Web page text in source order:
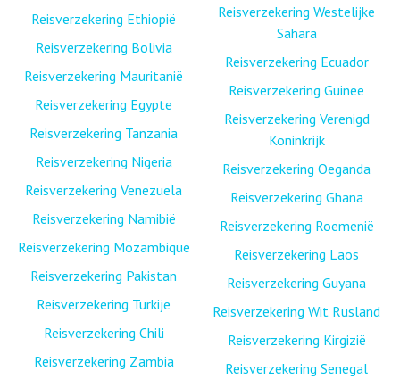
Reisverzekering Ethiopië
Reisverzekering Bolivia
Reisverzekering Mauritanië
Reisverzekering Egypte
Reisverzekering Tanzania
Reisverzekering Nigeria
Reisverzekering Venezuela
Reisverzekering Namibië
Reisverzekering Mozambique
Reisverzekering Pakistan
Reisverzekering Turkije
Reisverzekering Chili
Reisverzekering Zambia
Reisverzekering Westelijke
Sahara
Reisverzekering Ecuador
Reisverzekering Guinee
Reisverzekering Verenigd
Koninkrijk
Reisverzekering Oeganda
Reisverzekering Ghana
Reisverzekering Roemenië
Reisverzekering Laos
Reisverzekering Guyana
Reisverzekering Wit Rusland
Reisverzekering Kirgizië
Reisverzekering Senegal